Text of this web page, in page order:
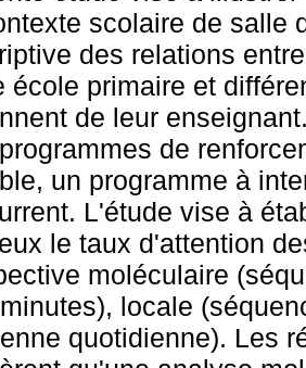
scolaire de salle
des relations
école primaire et
de leur
de
un programme à
L'étude vise à
le taux d'attention
moléculaire
locale
quotidienne). Les